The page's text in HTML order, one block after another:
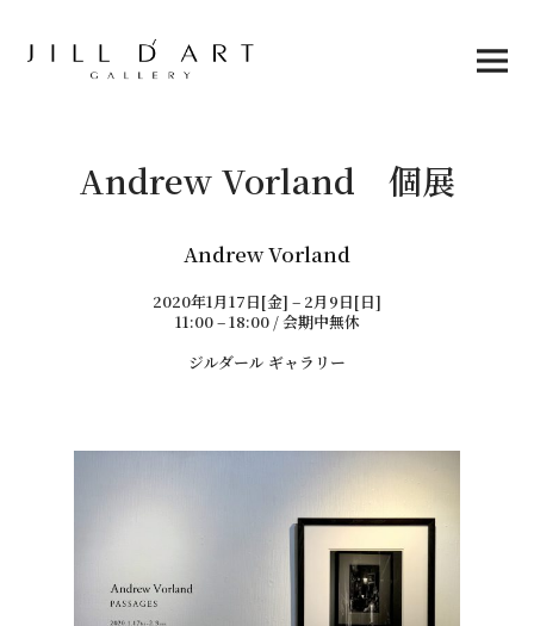
content
Main
Menu
Andrew Vorland 個展
Andrew Vorland
2020年1月17日[金] – 2月9日[日]
11:00 – 18:00 / 会期中無休
ジルダール ギャラリー